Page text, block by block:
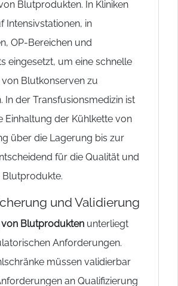
Blutprodukten. In Kliniken
Intensivstationen, in
OP-Bereichen und
eingesetzt, um eine schnelle
Blutkonserven zu
In der Transfusionsmedizin ist
Einhaltung der Kühlkette von
über die Lagerung bis zur
für die Qualität und
Blutprodukte.
und Validierung
Blutprodukten unterliegt
Anforderungen.
müssen validierbar
an Qualifizierung